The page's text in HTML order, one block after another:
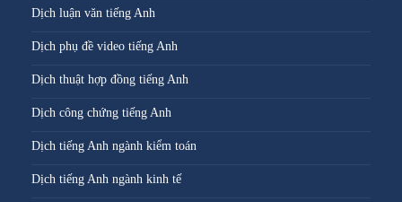
Dịch luận văn tiếng Anh
Dịch phụ đề video tiếng Anh
Dịch thuật hợp đồng tiếng Anh
Dịch công chứng tiếng Anh
Dịch tiếng Anh ngành kiểm toán
Dịch tiếng Anh ngành kinh tế